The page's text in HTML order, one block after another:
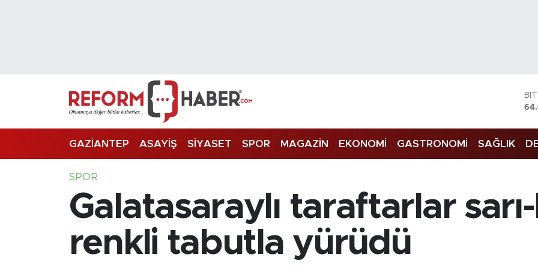
GAZİANTEP ASAYİŞ SİYASET SPOR MAGAZİN EKONOMİ GASTRONOMİ SAĞLIK
SPOR
Galatasaraylı taraftarlar
renkli tabutla yürüdü
Trafik Durumu
Süper Lig Puan Durumu ve Fikstür
Son Dakika Haberleri